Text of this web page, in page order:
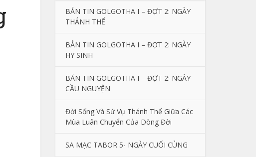
BẢN TIN GOLGOTHA I – ĐỢT 2: NGÀY
THÁNH THỂ
BẢN TIN GOLGOTHA I – ĐỢT 2: NGÀY
HY SINH
BẢN TIN GOLGOTHA I – ĐỢT 2: NGÀY
CẦU NGUYỆN
Đời Sống Và Sứ Vụ Thánh Thể Giữa Các
Mùa Luân Chuyển Của Dòng Đời
SA MẠC TABOR 5- NGÀY CUỐI CÙNG